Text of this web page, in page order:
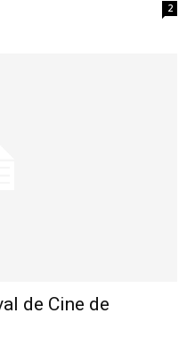
2
de Cine de